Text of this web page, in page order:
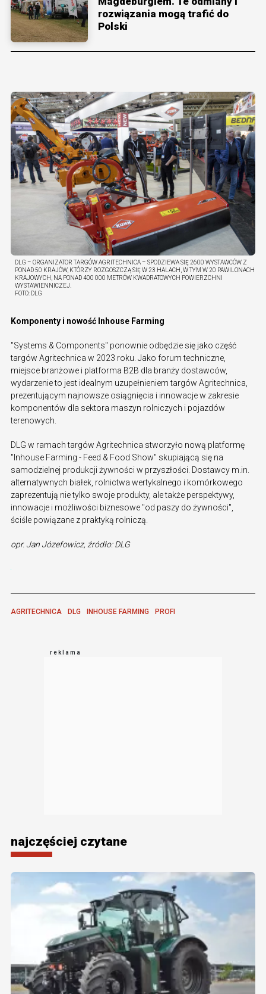
rozwiązania mogą trafić do
Polski
DLG – ORGANIZATOR TARGÓW AGRITECHNICA – SPODZIEWA SIĘ 2600 WYSTAWCÓW Z
PONAD 50 KRAJÓW, KTÓRZY ROZGOSZCZĄ SIĘ W 23 HALACH, W TYM W 20 PAWILONACH
KRAJOWYCH, NA PONAD 400 000 METRÓW KWADRATOWYCH POWIERZCHNI
WYSTAWIENNICZEJ.
FOTO: DLG
Komponenty i nowość Inhouse Farming
"Systems & Components" ponownie odbędzie się jako część
targów Agritechnica w 2023 roku. Jako forum techniczne,
miejsce branżowe i platforma B2B dla branży dostawców,
wydarzenie to jest idealnym uzupełnieniem targów Agritechnica,
prezentującym najnowsze osiągnięcia i innowacje w zakresie
komponentów dla sektora maszyn rolniczych i pojazdów
terenowych.
DLG w ramach targów Agritechnica stworzyło nową platformę
"Inhouse Farming - Feed & Food Show" skupiającą się na
samodzielnej produkcji żywności w przyszłości. Dostawcy m.in.
alternatywnych białek, rolnictwa wertykalnego i komórkowego
zaprezentują nie tylko swoje produkty, ale także perspektywy,
innowacje i możliwości biznesowe "od paszy do żywności",
ściśle powiązane z praktyką rolniczą.
opr. Jan Józefowicz, źródło: DLG
AGRITECHNICA DLG INHOUSE FARMING PROFI
najczęściej czytane